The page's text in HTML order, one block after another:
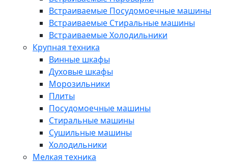
Встраиваемые Посудомоечные машины
Встраиваемые Стиральные машины
Встраиваемые Холодильники
Крупная техника
Винные шкафы
Духовые шкафы
Морозильники
Плиты
Посудомоечные машины
Стиральные машины
Сушильные машины
Холодильники
Мелкая техника